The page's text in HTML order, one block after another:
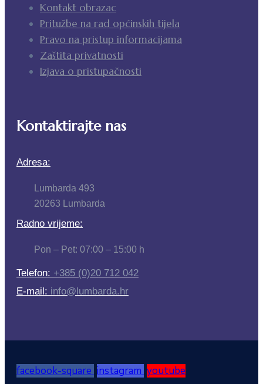
Kontakt obrazac
Pritužbe na rad općinskih tijela
Pravo na pristup informacijama
Zaštita privatnosti
Izjava o pristupačnosti
Kontaktirajte nas
Adresa:
Lumbarda 493
20263 Lumbarda
Radno vrijeme:
Pon – Pet: 07:00 – 15:00 h
Telefon: +385 (0)20 712 042
E-mail: info@lumbarda.hr
facebook-square instagram youtube